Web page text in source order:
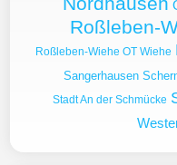
Roßleben-
Roßleben-Wiehe OT Wiehe
Sangerhausen
Stadt An der Schmücke